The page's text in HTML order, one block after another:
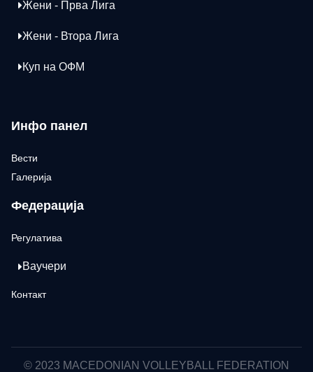
Жени - Прва Лига
Жени - Втора Лига
Куп на ОФМ
Инфо панел
Вести
Галерија
Федерација
Регулатива
Ваучери
Контакт
© 2023 MACEDONIAN VOLLEYBALL FEDERATION